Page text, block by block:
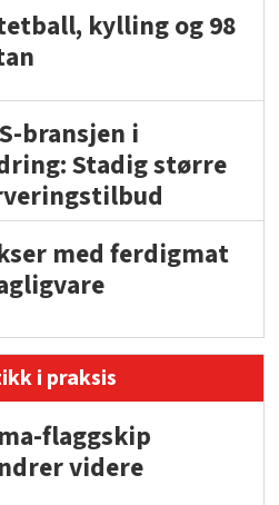
kylling og 98
bransjen i
Stadig større
med ferdigmat
i praksis
flaggskip
videre